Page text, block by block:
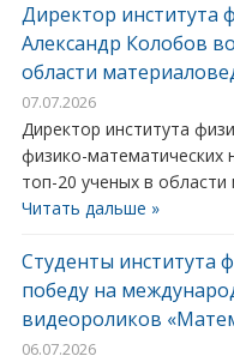
Директор института
Александр Колобов
области
07.07.2026
Директор института
физико-математических
топ-20 ученых в
Читать дальше »
Студенты института
победу на
видеороликов
06.07.2026